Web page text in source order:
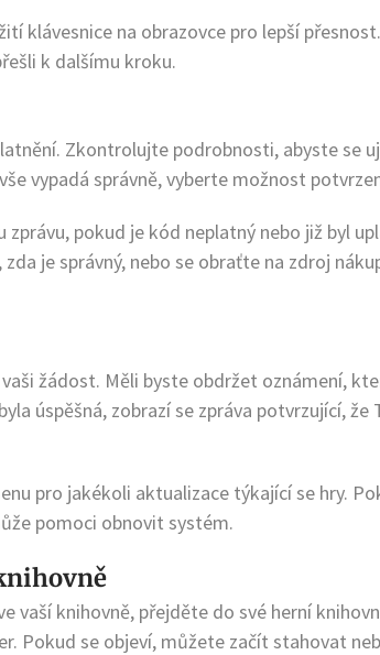
klávesnice na obrazovce pro lepší
k dalšímu kroku.
Zkontrolujte podrobnosti, abyste se
vypadá správně, vyberte možnost
pokud je kód neplatný nebo již byl
je správný, nebo se obraťte na zdroj
žádost. Měli byste obdržet oznámení,
úspěšná, zobrazí se zpráva potvrzující, že
pro jakékoli aktualizace týkající se hry.
pomoci obnovit systém.
vaší knihovně, přejděte do své herní
Pokud se objeví, můžete začít stahovat